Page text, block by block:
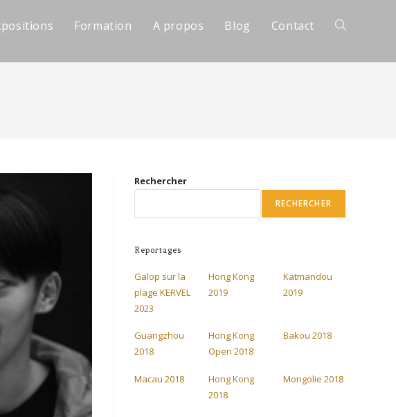
Formation A propos Blog Contact
Rechercher
RECHERCHER
Reportages
Galop sur la
plage KERVEL
2023
Hong Kong
2019
Katmandou
2019
Guangzhou
2018
Hong Kong
Open 2018
Bakou 2018
Macau 2018
Hong Kong
2018
Mongolie 2018